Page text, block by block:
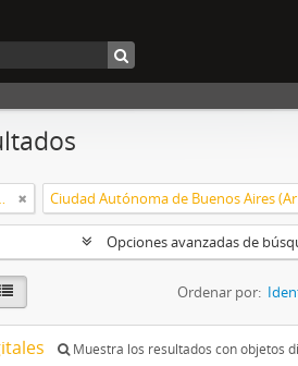
Arte Impreso
Opciones avanzadas de
Ordenar por:
Muestra los resultados con objetos